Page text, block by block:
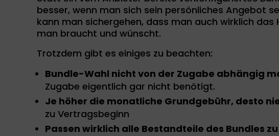
besser, wenn man sich sein persönliches Angebot
kann man sichergehen, dass man auch wirklich
man braucht und wünscht.
Trotzdem gibt es einiges zu beachten:
Bundle-Wahl nicht von der Zugabe abhängig
Zugabe eigentlich gar nicht benötigt.
Je höher die monatliche Grundgebühr, desto
zu Vertragsbeginn
Passen wirklich alle Bestandteile des Bundles